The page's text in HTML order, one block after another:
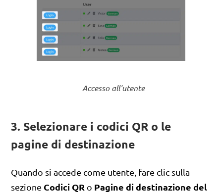
Accesso all'utente
3. Selezionare i codici QR o le
pagine di destinazione
Quando si accede come utente, fare clic sulla
sezione Codici QR o Pagine di destinazione del